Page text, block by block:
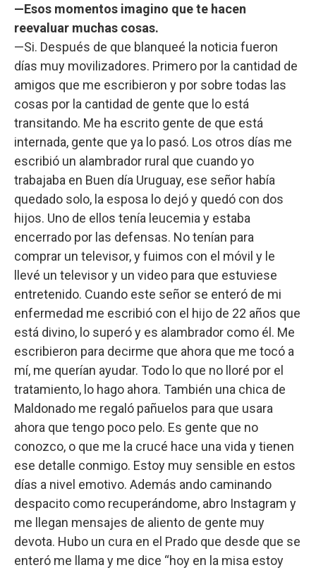
—Esos momentos imagino que te hacen
reevaluar muchas cosas.
—Si. Después de que blanqueé la noticia fueron
días muy movilizadores. Primero por la cantidad de
amigos que me escribieron y por sobre todas las
cosas por la cantidad de gente que lo está
transitando. Me ha escrito gente de que está
internada, gente que ya lo pasó. Los otros días me
escribió un alambrador rural que cuando yo
trabajaba en Buen día Uruguay, ese señor había
quedado solo, la esposa lo dejó y quedó con dos
hijos. Uno de ellos tenía leucemia y estaba
encerrado por las defensas. No tenían para
comprar un televisor, y fuimos con el móvil y le
llevé un televisor y un video para que estuviese
entretenido. Cuando este señor se enteró de mi
enfermedad me escribió con el hijo de 22 años que
está divino, lo superó y es alambrador como él. Me
escribieron para decirme que ahora que me tocó a
mí, me querían ayudar. Todo lo que no lloré por el
tratamiento, lo hago ahora. También una chica de
Maldonado me regaló pañuelos para que usara
ahora que tengo poco pelo. Es gente que no
conozco, o que me la crucé hace una vida y tienen
ese detalle conmigo. Estoy muy sensible en estos
días a nivel emotivo. Además ando caminando
despacito como recuperándome, abro Instagram y
me llegan mensajes de aliento de gente muy
devota. Hubo un cura en el Prado que desde que se
enteró me llama y me dice “hoy en la misa estoy